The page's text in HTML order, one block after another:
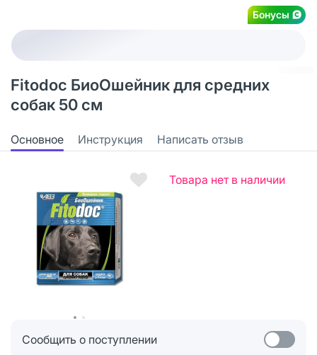
Бонусы
Fitodoс БиоОшейник для средних
собак 50 см
Основное Инструкция Написать отзыв
Товара нет в наличии
Сообщить о поступлении